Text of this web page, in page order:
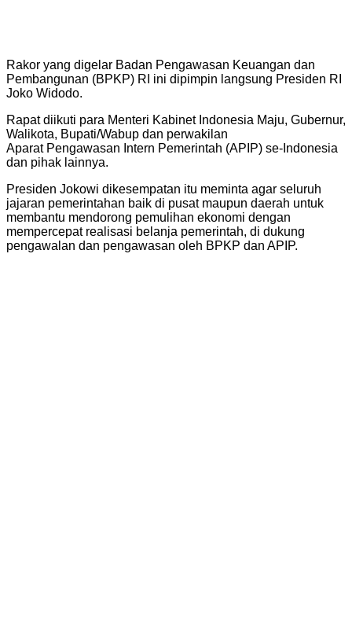
Rakor yang digelar Badan Pengawasan Keuangan dan
Pembangunan (BPKP) RI ini dipimpin langsung Presiden RI
Joko Widodo.
Rapat diikuti para Menteri Kabinet Indonesia Maju, Gubernur,
Walikota, Bupati/Wabup dan perwakilan
Aparat Pengawasan Intern Pemerintah (APIP) se-Indonesia
dan pihak lainnya.
Presiden Jokowi dikesempatan itu meminta agar seluruh
jajaran pemerintahan baik di pusat maupun daerah untuk
membantu mendorong pemulihan ekonomi dengan
mempercepat realisasi belanja pemerintah, di dukung
pengawalan dan pengawasan oleh BPKP dan APIP.